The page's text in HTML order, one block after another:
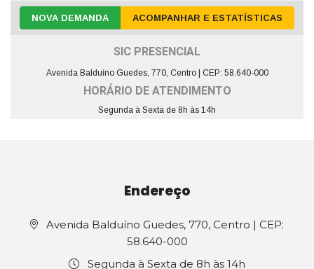
NOVA DEMANDA ACOMPANHAR E ESTATÍSTICAS
SIC PRESENCIAL
Avenida Balduíno Guedes, 770, Centro | CEP: 58.640-000
HORÁRIO DE ATENDIMENTO
Segunda à Sexta de 8h às 14h
Endereço
Avenida Balduíno Guedes, 770, Centro | CEP:
58.640-000
Segunda à Sexta de 8h às 14h